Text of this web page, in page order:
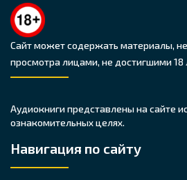
Сайт может содержать материалы,
просмотра лицами, не достигшими 18
Аудиокниги представлены на сайте
ознакомительных целях.
Навигация по сайту